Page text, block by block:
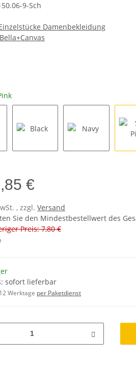
9-Sch
Damenbekleidung
Bella+Canvas
€
, zzgl. Versand
Sie den Mindestbestellwert des
Preis: 7,80 €
sofort lieferbar
Werktage per Paketdienst